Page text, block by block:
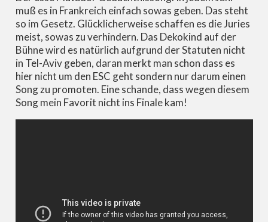
muß es in Frankreich einfach sowas geben. Das steht
so im Gesetz. Glücklicherweise schaffen es die Juries
meist, sowas zu verhindern. Das Dekokind auf der
Bühne wird es natürlich aufgrund der Statuten nicht
in Tel-Aviv geben, daran merkt man schon dass es
hier nicht um den ESC geht sondern nur darum einen
Song zu promoten. Eine schande, dass wegen diesem
Song mein Favorit nicht ins Finale kam!